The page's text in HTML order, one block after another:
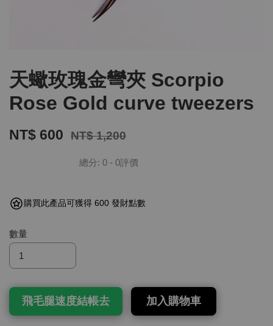
天蠍玫瑰金彎夾 Scorpio
Rose Gold curve tweezers
NT$ 600 NT$ 1,200
總分: 0 - 0評價
購買此產品可獲得 600 發財點數
數量
飛毛腿速度結帳去 加入購物車